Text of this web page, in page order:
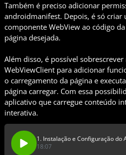
Também é preciso adicionar
androidmanifest. Depois, é só criar
componente WebView ao código
página desejada.
Além disso, é possível
WebViewClient para adicionar
o carregamento da página e
página carregar. Com essa
aplicativo que carregue conteúdo
interativa.
1. Instalação e Configuração do
18:07